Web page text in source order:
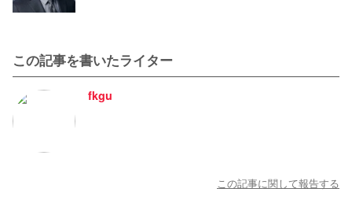
この記事を書いたライター
fkgu
この記事に関して報告する